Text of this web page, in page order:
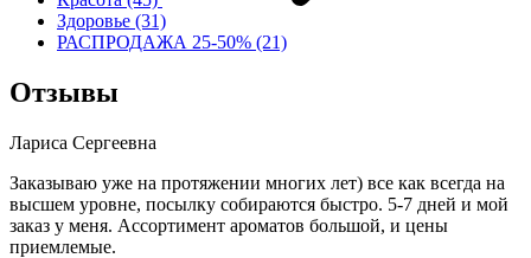
Здоровье (31)
РАСПРОДАЖА 25-50% (21)
Отзывы
Лариса Сергеевна
Заказываю уже на протяжении многих лет) все как всегда на
высшем уровне, посылку собираются быстро. 5-7 дней и мой
заказ у меня. Ассортимент ароматов большой, и цены
приемлемые.